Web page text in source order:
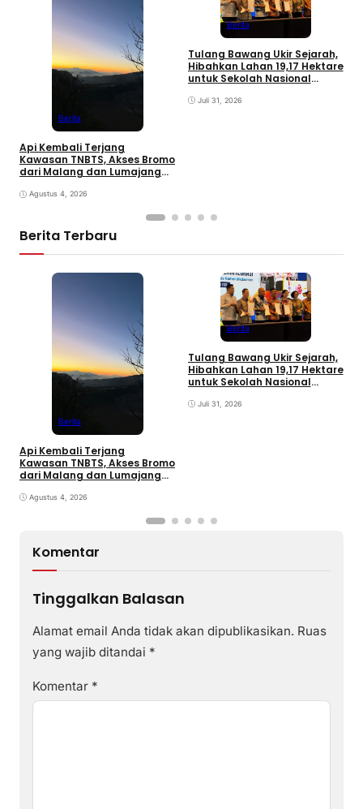
Berita
Api Kembali Terjang
Kawasan TNBTS, Akses Bromo
dari Malang dan Lumajang
Agustus 4, 2026
Berita
Tulang Bawang Ukir Sejarah,
Hibahkan Lahan 19,17 Hektare
untuk Sekolah Nasional
Juli 31, 2026
Berita Terbaru
Berita
Api Kembali Terjang
Kawasan TNBTS, Akses Bromo
dari Malang dan Lumajang
Agustus 4, 2026
Berita
Tulang Bawang Ukir Sejarah,
Hibahkan Lahan 19,17 Hektare
untuk Sekolah Nasional
Juli 31, 2026
Komentar
Tinggalkan Balasan
Alamat email Anda tidak akan dipublikasikan. Ruas
yang wajib ditandai *
Komentar *